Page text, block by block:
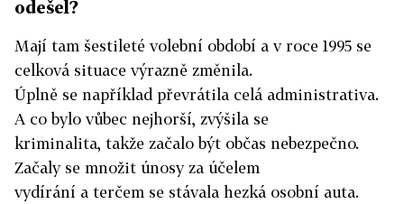
odešel?
Mají tam šestileté volební období a v roce 1995 se
celková situace výrazně změnila.
Úplně se například převrátila celá administrativa.
A co bylo vůbec nejhorší, zvýšila se
kriminalita, takže začalo být občas nebezpečno.
Začaly se množit únosy za účelem
vydírání a terčem se stávala hezká osobní auta.